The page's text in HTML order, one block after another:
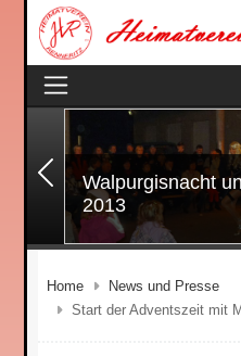
Zurück
Walpurgisnacht
2013
Home
News und Presse
Start der Adventszeit mit